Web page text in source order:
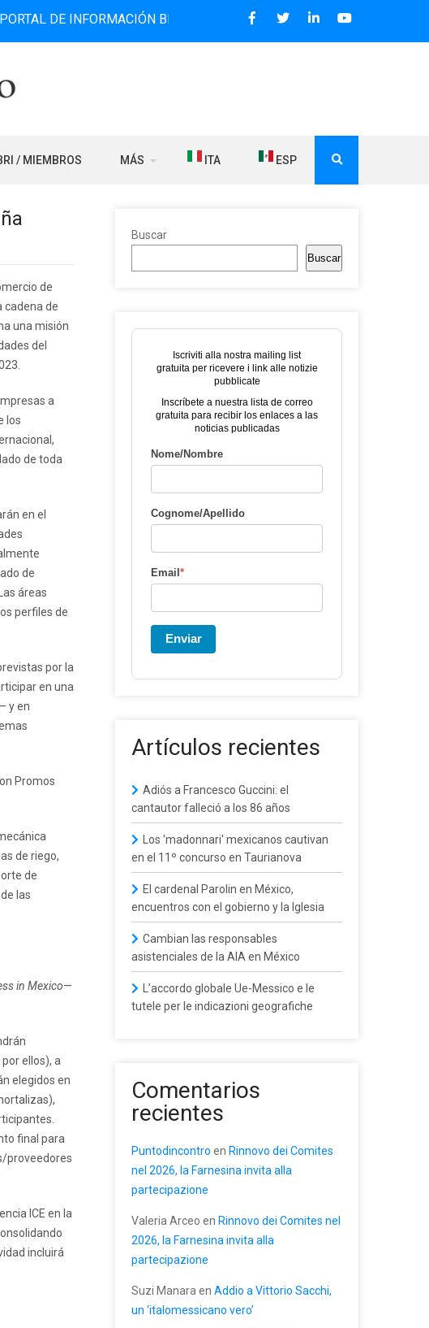
INFORMACIÓN BILINGÜE QUE DESDE 2006 DIFUNDE NOTICIAS
/ MIEMBROS MÁS ITA ESP
de
cadena de
una misión
del
a
los
de toda
en el
de
áreas
perfiles de
por la
en una
y en
Promos
de riego,
de
las
in Mexico—
ellos), a
elegidos en
final para
proveedores
ICE en la
incluirá
Buscar
Buscar
Iscriviti alla nostra mailing list
gratuita per ricevere i link alle notizie
pubblicate
Inscríbete a nuestra lista de correo
gratuita para recibir los enlaces a las
noticias publicadas
Nome/Nombre
Cognome/Apellido
Email *
Enviar
Artículos recientes
Adiós a Francesco Guccini: el
cantautor falleció a los 86 años
Los 'madonnari' mexicanos cautivan
en el 11º concurso en Taurianova
El cardenal Parolin en México,
encuentros con el gobierno y la Iglesia
Cambian las responsables
asistenciales de la AIA en México
L’accordo globale Ue-Messico e le
tutele per le indicazioni geografiche
Comentarios
recientes
Puntodincontro en Rinnovo dei Comites
nel 2026, la Farnesina invita alla
partecipazione
Valeria Arceo en Rinnovo dei Comites nel
2026, la Farnesina invita alla
partecipazione
Suzi Manara en Addio a Vittorio Sacchi,
un ‘italomessicano vero’